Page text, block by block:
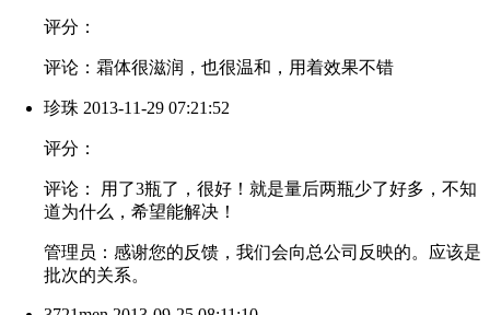
评分：
评论：霜体很滋润，也很温和，用着效果不错
珍珠 2013-11-29 07:21:52
评分：
评论： 用了3瓶了，很好！就是量后两瓶少了好多，不知
道为什么，希望能解决！
管理员：感谢您的反馈，我们会向总公司反映的。应该是
批次的关系。